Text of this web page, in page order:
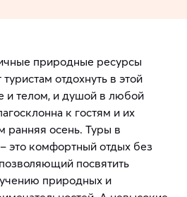
природные ресурсы
отдохнуть в этой
и телом, и душой в любой
к гостям и их
ранняя осень. Туры в
это комфортный отдых без
посвятить
природных и